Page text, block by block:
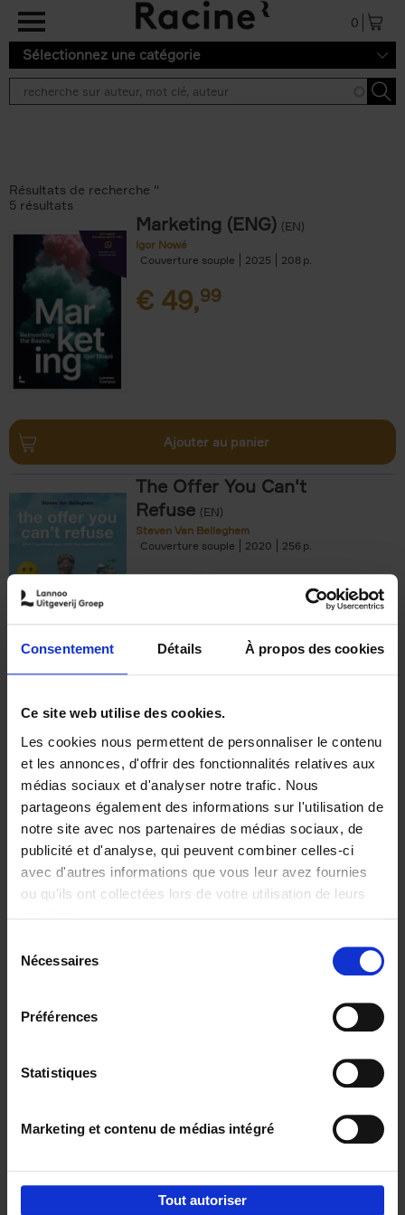
Consentement Détails À propos des cookies
Ce site web utilise des cookies.
Les cookies nous permettent de personnaliser le contenu
et les annonces, d'offrir des fonctionnalités relatives aux
médias sociaux et d'analyser notre trafic. Nous
partageons également des informations sur l'utilisation de
notre site avec nos partenaires de médias sociaux, de
publicité et d'analyse, qui peuvent combiner celles-ci
avec d'autres informations que vous leur avez fournies
ou qu'ils ont collectées lors de votre utilisation de leurs
Nécessaires
Préférences
Statistiques
Marketing et contenu de médias intégré
Tout autoriser
Aller au contenu principal
0
Sélectionnez une catégorie
Résultats de recherche ''
5 résultats
Marketing (ENG) (EN)
Igor Nowé
Couverture souple
2025 208
€ 49,99
Ajouter au panier
The Offer You Can't
Refuse (EN)
Steven Van Belleghem
Couverture souple
2020 256
€37,50
Building Bonds = Building
Business
Jochen Roef Jozefien De Feyter
Carolien Boom
Couverture souple
2025 200
€29,99
Digital marketing like a PRO -
completely revised edition (EN)